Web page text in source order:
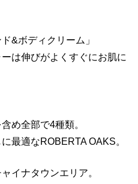
&ボディクリーム」
は伸びがよくすぐにお肌に
め全部で4種類。
最適なROBERTA OAKS。
イナタウンエリア。